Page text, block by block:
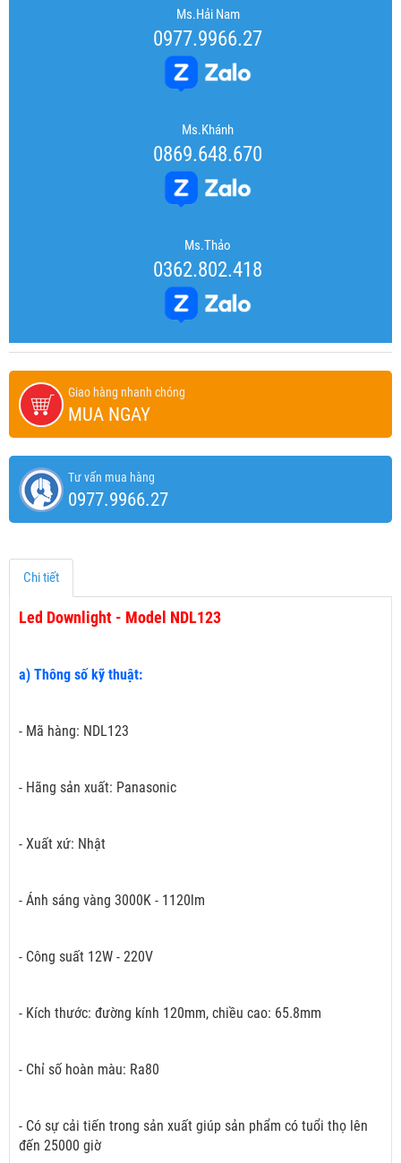
Ms.Hải Nam
0977.9966.27
Ms.Khánh
0869.648.670
Ms.Thảo
0362.802.418
Giao hàng nhanh chóng
MUA NGAY
Tư vấn mua hàng
0977.9966.27
Chi tiết
Led Downlight - Model NDL123
a) Thông số kỹ thuật:
- Mã hàng: NDL123
- Hãng sản xuất: Panasonic
- Xuất xứ: Nhật
- Ánh sáng vàng 3000K - 1120lm
- Công suất 12W - 220V
- Kích thước: đường kính 120mm, chiều cao: 65.8mm
- Chỉ số hoàn màu: Ra80
- Có sự cải tiến trong sản xuất giúp sản phẩm có tuổi thọ lên
đến 25000 giờ